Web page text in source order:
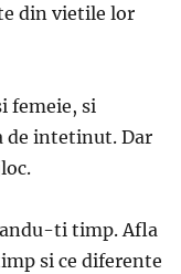
din vietile lor
femeie, si
de intetinut. Dar
ti timp. Afla
si ce diferente